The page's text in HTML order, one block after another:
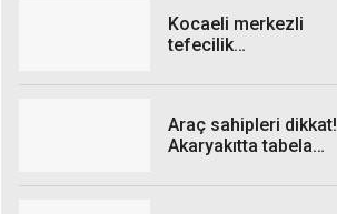
Kocaeli merkezli
tefecilik
Araç sahipleri dikkat!
Akaryakıtta tabela